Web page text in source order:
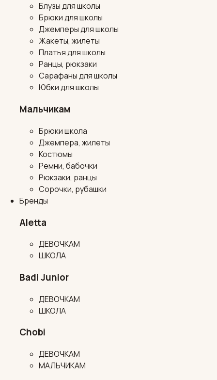
Блузы для школы
Брюки для школы
Джемперы для школы
Жакеты, жилеты
Платья для школы
Ранцы, рюкзаки
Сарафаны для школы
Юбки для школы
Мальчикам
Брюки школа
Джемпера, жилеты
Костюмы
Ремни, бабочки
Рюкзаки, ранцы
Сорочки, рубашки
Бренды
Aletta
ДЕВОЧКАМ
ШКОЛА
Badi Junior
ДЕВОЧКАМ
ШКОЛА
Chobi
ДЕВОЧКАМ
МАЛЬЧИКАМ